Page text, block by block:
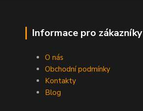
Informace pro zákazníky
O nás
Obchodní podmínky
Kontakty
Blog